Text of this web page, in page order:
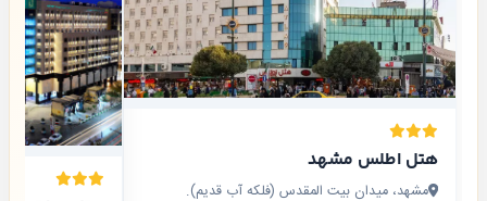
هتل اطلس مشهد
مشهد، میدان بیت المقدس (فلکه آب قدیم).